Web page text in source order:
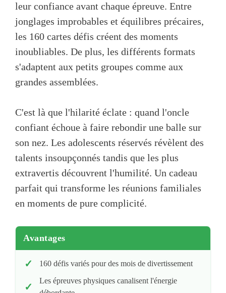
leur confiance avant chaque épreuve. Entre
jonglages improbables et équilibres précaires,
les 160 cartes défis créent des moments
inoubliables. De plus, les différents formats
s'adaptent aux petits groupes comme aux
grandes assemblées.
C'est là que l'hilarité éclate : quand l'oncle
confiant échoue à faire rebondir une balle sur
son nez. Les adolescents réservés révèlent des
talents insoupçonnés tandis que les plus
extravertis découvrent l'humilité. Un cadeau
parfait qui transforme les réunions familiales
en moments de pure complicité.
Avantages
160 défis variés pour des mois de divertissement
Les épreuves physiques canalisent l'énergie